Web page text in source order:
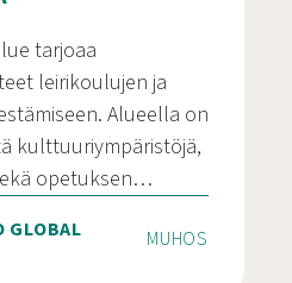
tarjoaa
leirikoulujen ja
Alueella on
kulttuuriympäristöjä,
opetuksen…
GLOBAL MUHOS